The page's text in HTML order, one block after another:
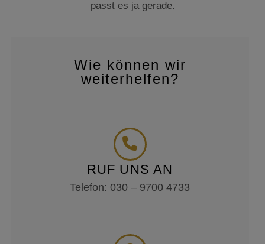
passt es ja gerade.
Wie können wir
weiterhelfen?
RUF UNS AN
Telefon: 030 – 9700 4733